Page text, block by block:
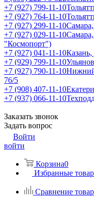
+7 (927) 799-11-10
+7 (927) 764-11-10
+7 (927) 299-11-10
+7 (927) 029-11-10
"Космопорт")
+7 (927) 041-11-10Казань,
+7 (929) 799-11-10
+7 (927) 790-11-10Нижний
76/5
+7 (908) 407-11-10
+7 (937) 066-11-10
Заказать звонок
Задать вопрос
Войти
войти
Корзина0
Избранные
Сравнение